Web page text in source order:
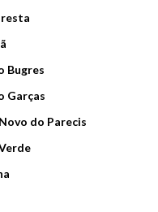
Bugres
Garças
Novo do Parecis
Verde